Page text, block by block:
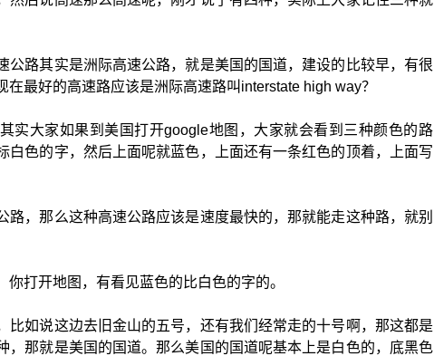
公路其实是洲际高速公路，就是美国的国道，建设的比较早，有很
在最好的高速路应该是洲际高速路叫interstate high way？
实大家如果到美国打开google地图，大家就会看到三种颜色的路
白色的字，然后上面呢就蓝色，上面还有一条红色的顶着，上面写
路，那么这种高速公路应该是速度最快的，那就能走这种路，就别
你打开地图，有看见蓝色的比白色的字的。
比如说这边去旧金山的五号，还有我们经常走的十号啊，那这都是
，那就是美国的国道。那么美国的国道呢基本上是白色的，底黑色